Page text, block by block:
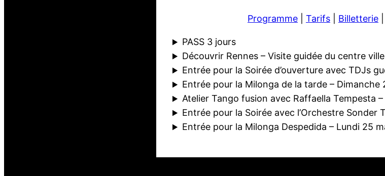
Programme Tarifs Billetterie
PASS 3 jours
Découvrir Rennes – Visite guidée du centre
Entrée pour la Soirée d’ouverture avec TDJs
Entrée pour la Milonga de la tarde – Dimanche
Atelier Tango fusion avec Raffaella Tempesta
Entrée pour la Soirée avec l’Orchestre Sonder
Entrée pour la Milonga Despedida – Lundi 25